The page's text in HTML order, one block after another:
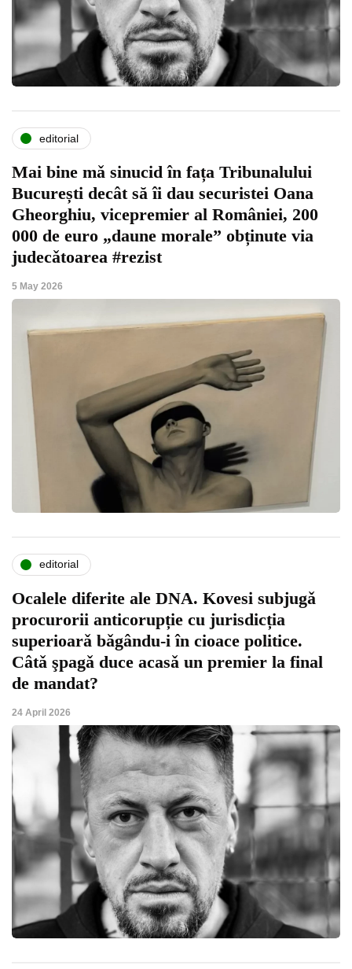
editorial
Mai bine mǎ sinucid în fața Tribunalului
București decât să îi dau securistei Oana
Gheorghiu, vicepremier al României, 200
000 de euro „daune morale” obținute via
judecǎtoarea #rezist
5 May 2026
editorial
Ocalele diferite ale DNA. Kovesi subjugǎ
procurorii anticorupție cu jurisdicția
superioarǎ bǎgându-i în cioace politice.
Câtǎ şpagǎ duce acasǎ un premier la final
de mandat?
24 April 2026